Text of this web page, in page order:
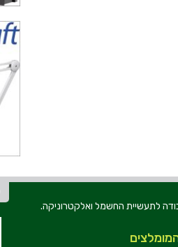
וכלי עבודה לתעשיית החשמל ואלקטרוניקה.